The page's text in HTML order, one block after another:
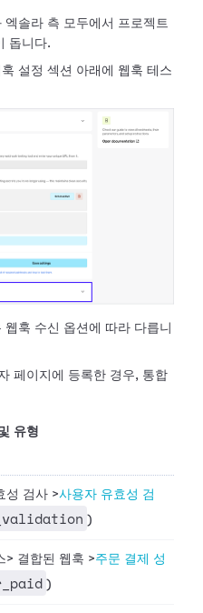
솔라 측 모두에서 프로젝트
돕니다.
설정 섹션 아래에 웹훅 테스
훅 수신 옵션에 따라 다릅니
페이지에 등록한 경우, 통합
유형
성 검사 >사용자 유효성 검
)
> 결합된 웹훅 >주문 결제 성
)